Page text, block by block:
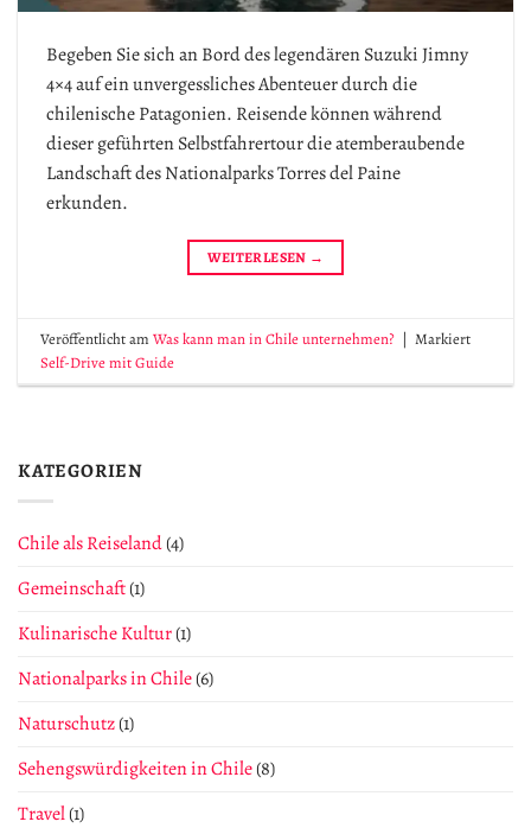
Begeben Sie sich an Bord des legendären Suzuki Jimny
4×4 auf ein unvergessliches Abenteuer durch die
chilenische Patagonien. Reisende können während
dieser geführten Selbstfahrertour die atemberaubende
Landschaft des Nationalparks Torres del Paine
erkunden.
WEITERLESEN →
Veröffentlicht amWas kann man in Chile unternehmen? | Markiert
Self-Drive mit Guide
KATEGORIEN
Chile als Reiseland(4)
Gemeinschaft(1)
Kulinarische Kultur(1)
Nationalparks in Chile(6)
Naturschutz(1)
Sehengswürdigkeiten in Chile(8)
Travel(1)